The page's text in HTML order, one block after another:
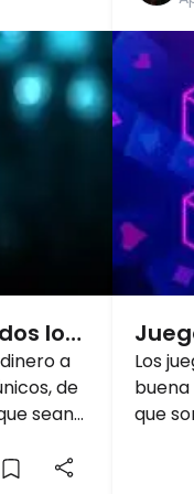
los
a
de
sean
y
Los
que